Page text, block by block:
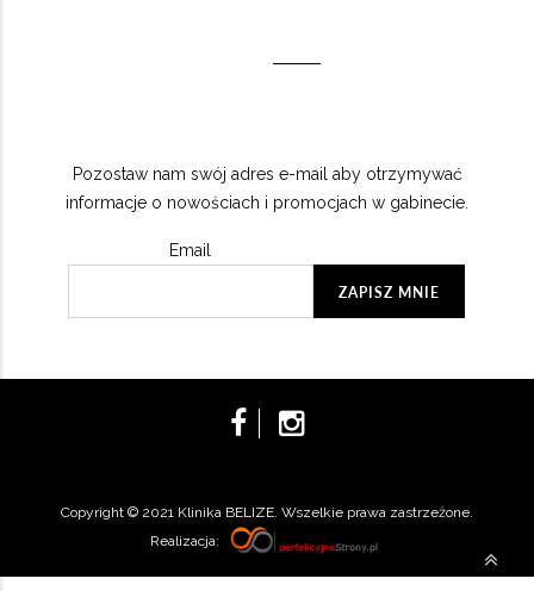
Pozostaw nam swój adres e-mail aby otrzymywać
informacje o nowościach i promocjach w gabinecie.
Email
Copyright © 2021 Klinika BELIZE. Wszelkie prawa zastrzeżone.
Realizacja: